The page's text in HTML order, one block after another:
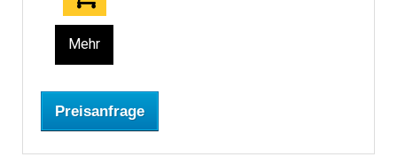
Mehr
Preisanfrage